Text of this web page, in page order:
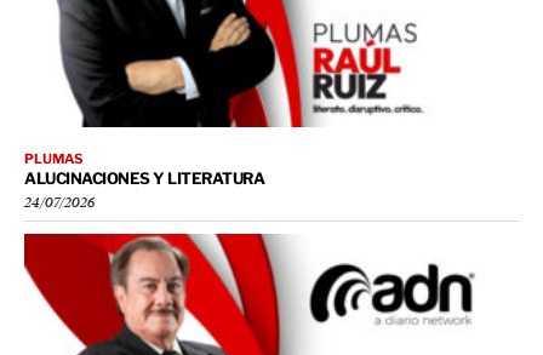
PLUMAS
ALUCINACIONES Y LITERATURA
24/07/2026